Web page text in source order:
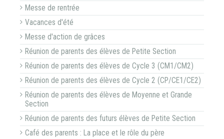
Messe de rentrée
Vacances d'été
Messe d'action de grâces
Réunion de parents des élèves de Petite Section
Réunion de parents des élèves de Cycle 3 (CM1/CM2)
Réunion de parents des élèves de Cycle 2 (CP/CE1/CE2)
Réunion de parents des élèves de Moyenne et Grande
Section
Réunion de parents des futurs élèves de Petite Section
Café des parents : La place et le rôle du père